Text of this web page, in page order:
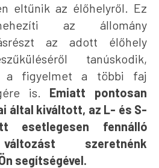
eltűnik az élőhelyről. Ez
az állomány
az adott élőhely
tanúskodik,
a figyelmet a többi faj
is. Emiatt pontosan
által kiváltott, az L- és S-
esetlegesen fennálló
szeretnénk
segítségével.